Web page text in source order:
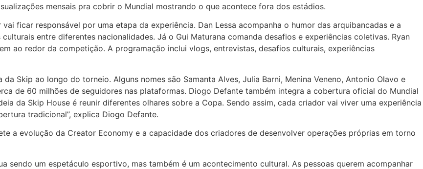
mensais pra cobrir o Mundial mostrando o que acontece fora dos estádios.
ficar responsável por uma etapa da experiência. Dan Lessa acompanha o humor das arquibancadas e a
entre diferentes nacionalidades. Já o Gui Maturana comanda desafios e experiências coletivas. Ryan
ao redor da competição. A programação inclui vlogs, entrevistas, desafios culturais, experiências
Skip ao longo do torneio. Alguns nomes são Samanta Alves, Julia Barni, Menina Veneno, Antonio Olavo e
de 60 milhões de seguidores nas plataformas. Diogo Defante também integra a cobertura oficial do Mundial
da Skip House é reunir diferentes olhares sobre a Copa. Sendo assim, cada criador vai viver uma experiência
tradicional”, explica Diogo Defante.
a evolução da Creator Economy e a capacidade dos criadores de desenvolver operações próprias em torno
sendo um espetáculo esportivo, mas também é um acontecimento cultural. As pessoas querem acompanhar